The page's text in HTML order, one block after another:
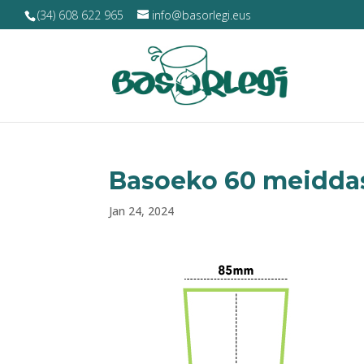
(34) 608 622 965 info@basorlegi.eus
Basoeko 60
Jan 24, 2024